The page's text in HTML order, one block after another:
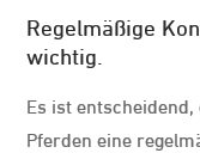
Regelmäßige
wichtig.
Es ist
Pferden eine